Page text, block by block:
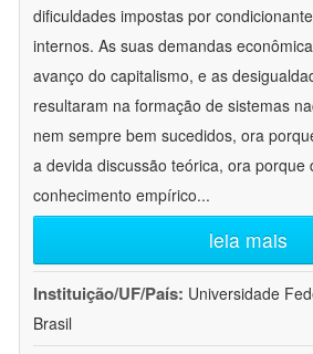
dificuldades impostas por
internos. As suas demandas
avanço do capitalismo, e as
resultaram na formação de sistemas
nem sempre bem sucedidos, ora
a devida discussão teórica, ora porque
conhecimento empírico...
leia mais
Instituição/UF/País: Universidade
Brasil